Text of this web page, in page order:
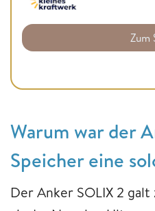
Zum
Warum war der
Speicher eine
Der Anker SOLIX 2